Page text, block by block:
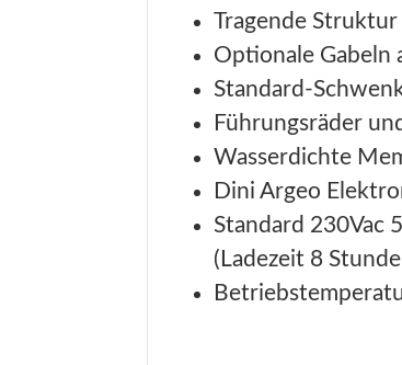
Tragende
Optionale Gabeln
Standard-
Führungsräder
Wasserdichte
Dini Argeo
Standard 230Vac
(Ladezeit 8